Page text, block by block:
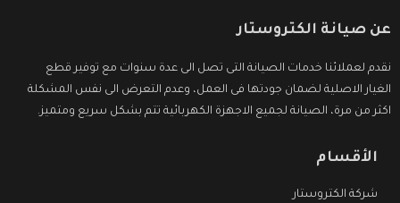
عن صيانة الكتروستار
نقدم لعملائنا خدمات الصيانة التى تصل الى عدة سنوات مع توفير قطع
الغيار الاصلية لضمان جودتها فى العمل، وعدم التعرض الى نفس المشكلة
اكثر من مرة، الصيانة لجميع الاجهزة الكهربائية تتم بشكل سريع ومتميز.
الأقسام
شركة الكتروستار